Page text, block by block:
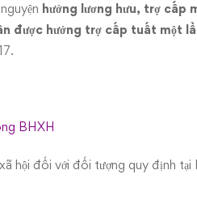
hưởng lương hưu, trợ cấp
được hưởng trợ cấp tuất một
BHXH
hội đối với đối tượng quy định